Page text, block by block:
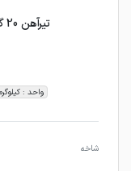
تیرآهن 20 گروه ملی صنایع فولاد ایران-اهواز
واحد :
شاخه